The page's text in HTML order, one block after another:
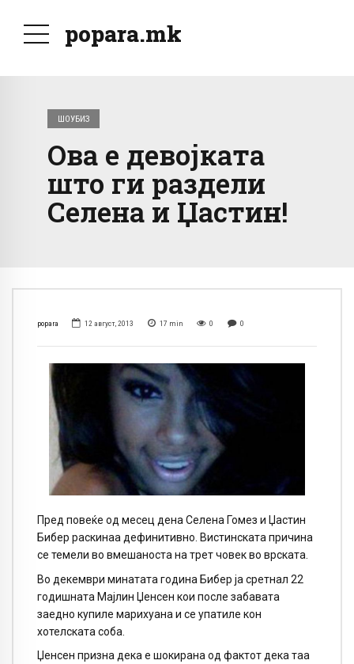
popara.mk
ШОУБИЗ
Ова е девојката
што ги раздели
Селена и Џастин!
popara 12 август, 2013 17 min 0 0
Пред повеќе од месец дена Селена Гомез и Џастин
Бибер раскинаа дефинитивно. Вистинската причина
се темели во вмешаноста на трет човек во врската.
Во декември минатата година Бибер ја сретнал 22
годишната Мајлин Џенсен кои после забавата
заедно купиле марихуана и се упатиле кон
хотелската соба.
Џенсен призна дека е шокирана од фактот дека таа